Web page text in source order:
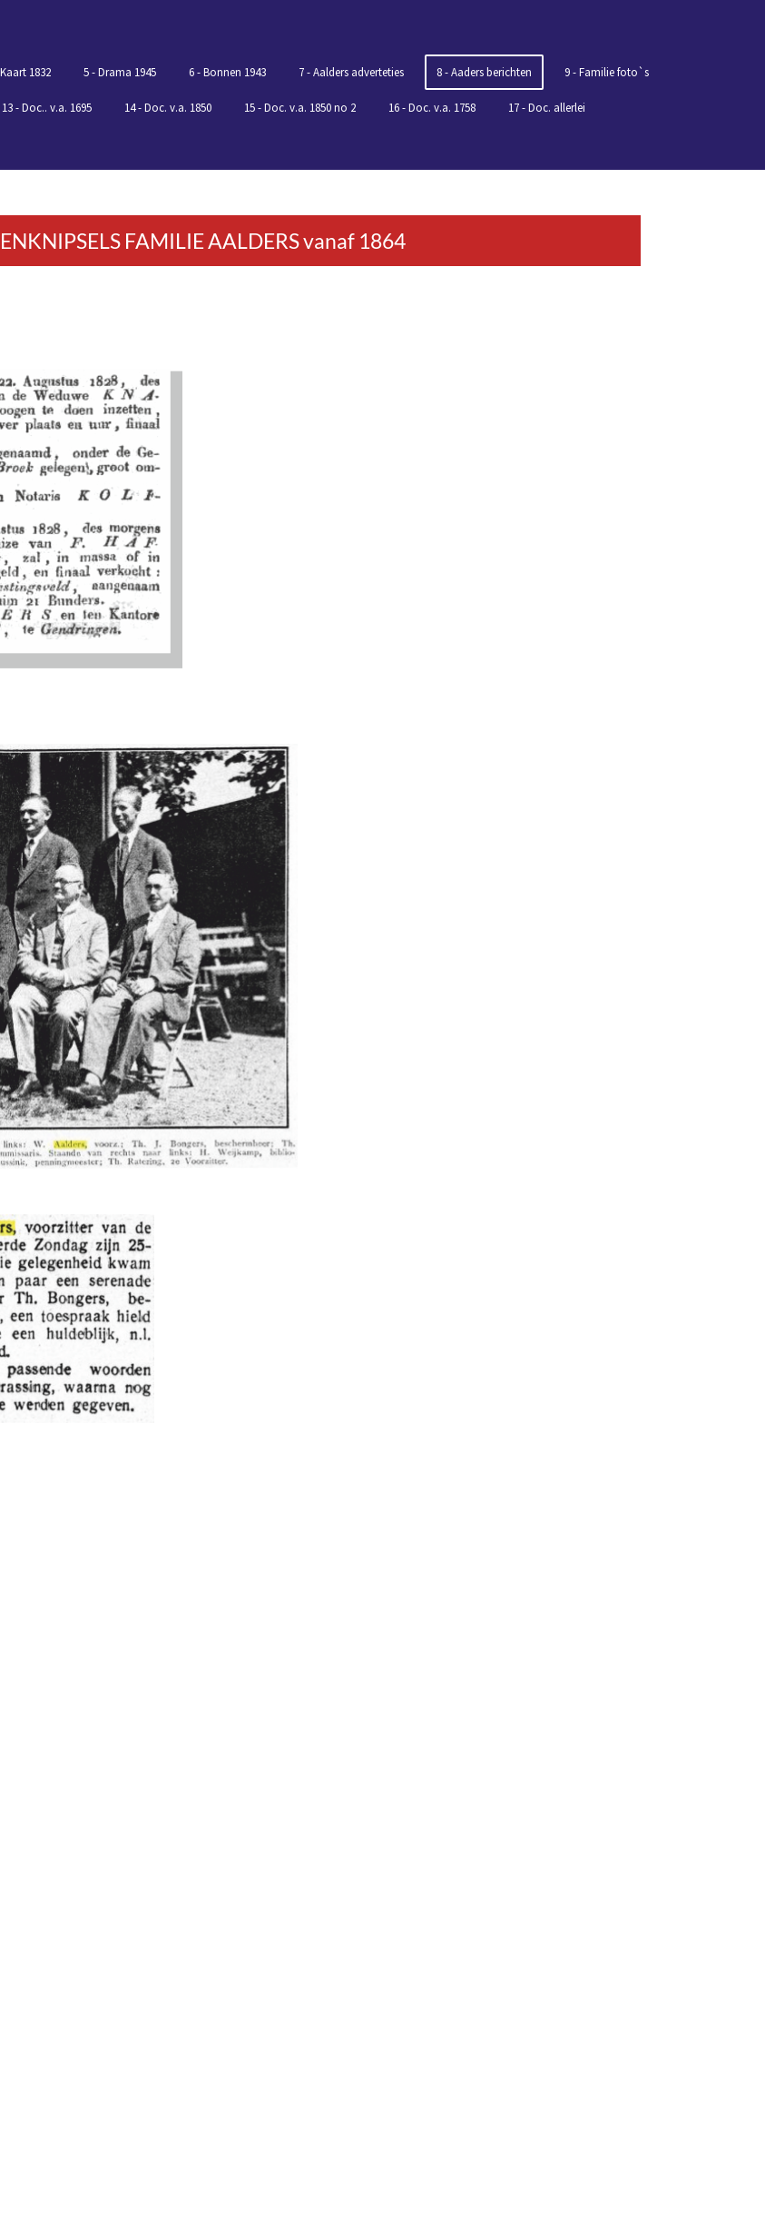
1832 5 - Drama 1945 6 - Bonnen 1943 7 - Aalders adverteties 8 - Aaders berichten 9 - Familie foto`s
13 - Doc.. v.a. 1695 14 - Doc. v.a. 1850 15 - Doc. v.a. 1850 no 2 16 - Doc. v.a. 1758 17 - Doc. allerlei
FAMILIE AALDERS vanaf 1864